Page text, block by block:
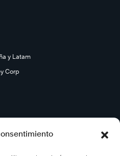
y Latam
Corp